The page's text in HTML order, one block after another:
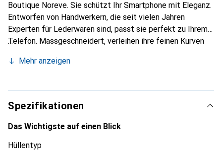
Boutique Noreve. Sie schützt Ihr Smartphone mit Eleganz.
Entworfen von Handwerkern, die seit vielen Jahren
Experten für Lederwaren sind, passt sie perfekt zu Ihrem
Telefon. Massgeschneidert, verleihen ihre feinen Kurven
unverzichtbaren Accessoire Ihres Smartphones.
die Marke Noreve eine sichere Wahl für eine
anspruchsvolle Kundschaft.
Mehr anzeigen
Spezifikationen
Das Wichtigste auf einen Blick
Hüllentyp